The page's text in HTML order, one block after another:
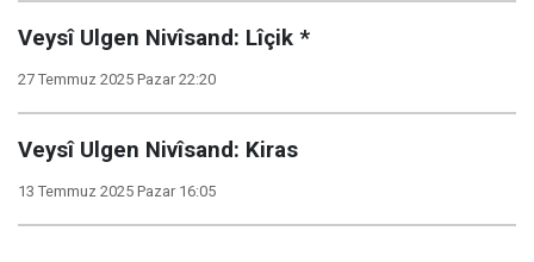
Veysî Ulgen Nivîsand: Lîçik *
27 Temmuz 2025 Pazar 22:20
Veysî Ulgen Nivîsand: Kiras
13 Temmuz 2025 Pazar 16:05